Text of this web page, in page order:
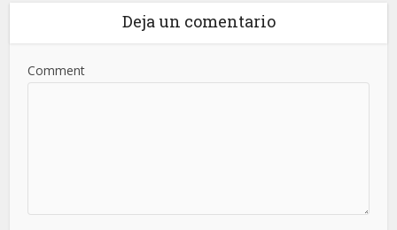
Deja un comentario
Comment